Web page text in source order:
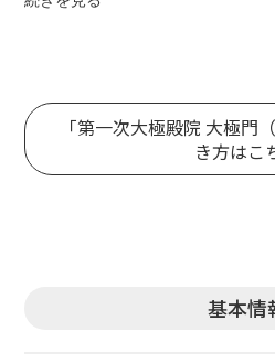
「第一次大極殿院 大極門
き方はこ
基本情